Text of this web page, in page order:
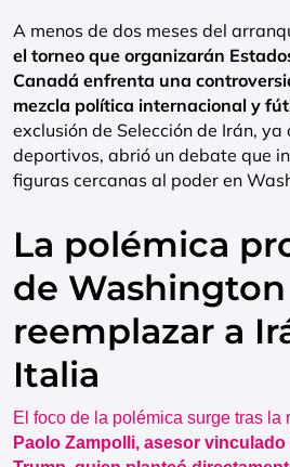
A menos de dos meses del
el torneo que organizarán
Canadá enfrenta una
mezcla política internacional y
exclusión de Selección de Irán,
deportivos, abrió un debate que
figuras cercanas al poder en
La polémica
de Washington
reemplazar a
Italia
El foco de la polémica surge tras la
Paolo Zampolli, asesor